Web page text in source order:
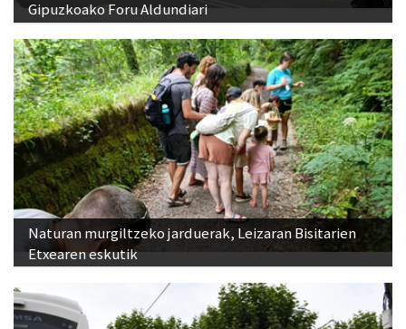
Gipuzkoako Foru Aldundiari
Naturan murgiltzeko jarduerak, Leizaran Bisitarien
Etxearen eskutik